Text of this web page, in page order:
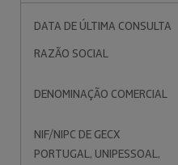
DATA DE ÚLTIMA CONSULTA
RAZÃO SOCIAL
DENOMINAÇÃO COMERCIAL
NIF/NIPC DE GECX
PORTUGAL, UNIPESSOAL,